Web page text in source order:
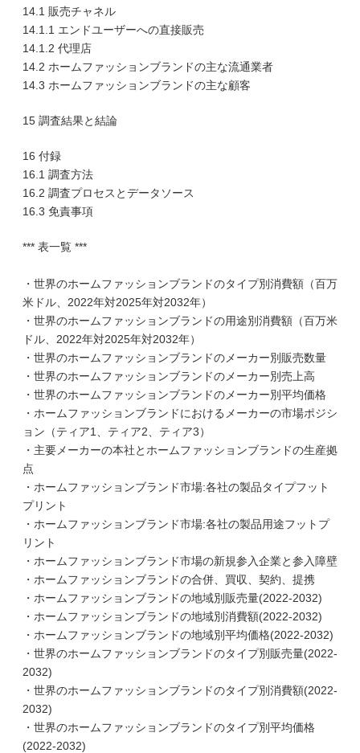
14.1 販売チャネル
14.1.1 エンドユーザーへの直接販売
14.1.2 代理店
14.2 ホームファッションブランドの主な流通業者
14.3 ホームファッションブランドの主な顧客
15 調査結果と結論
16 付録
16.1 調査方法
16.2 調査プロセスとデータソース
16.3 免責事項
*** 表一覧 ***
・世界のホームファッションブランドのタイプ別消費額（百万
米ドル、2022年対2025年対2032年）
・世界のホームファッションブランドの用途別消費額（百万米
ドル、2022年対2025年対2032年）
・世界のホームファッションブランドのメーカー別販売数量
・世界のホームファッションブランドのメーカー別売上高
・世界のホームファッションブランドのメーカー別平均価格
・ホームファッションブランドにおけるメーカーの市場ポジシ
ョン（ティア1、ティア2、ティア3）
・主要メーカーの本社とホームファッションブランドの生産拠
点
・ホームファッションブランド市場:各社の製品タイプフット
プリント
・ホームファッションブランド市場:各社の製品用途フットプ
リント
・ホームファッションブランド市場の新規参入企業と参入障壁
・ホームファッションブランドの合併、買収、契約、提携
・ホームファッションブランドの地域別販売量(2022-2032)
・ホームファッションブランドの地域別消費額(2022-2032)
・ホームファッションブランドの地域別平均価格(2022-2032)
・世界のホームファッションブランドのタイプ別販売量(2022-
2032)
・世界のホームファッションブランドのタイプ別消費額(2022-
2032)
・世界のホームファッションブランドのタイプ別平均価格
(2022-2032)